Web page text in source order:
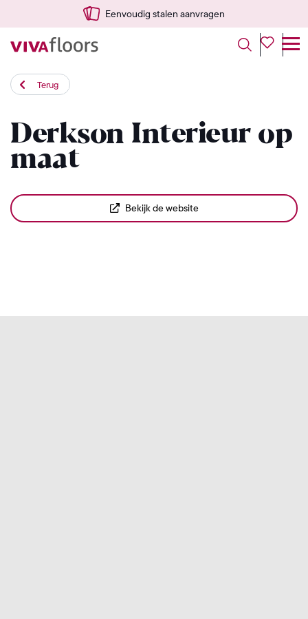
Eenvoudig stalen aanvragen
Terug
Derkson Interieur op
maat
Bekijk de website